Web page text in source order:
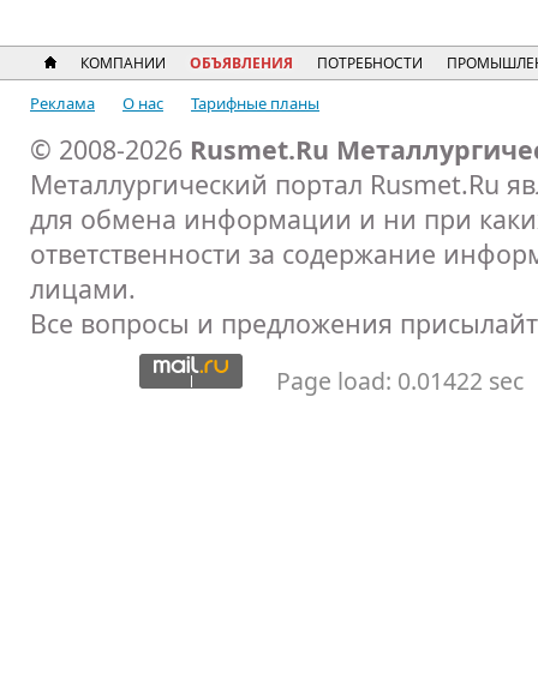
КОМПАНИИ ОБЪЯВЛЕНИЯ ПОТРЕБНОСТИ
Реклама О нас Тарифные планы
© 2008-2026 Rusmet.Ru
Металлургический портал Rusmet.Ru
для обмена информации и ни при
ответственности за содержание
лицами.
Все вопросы и предложения
Page load: 0.01422 sec